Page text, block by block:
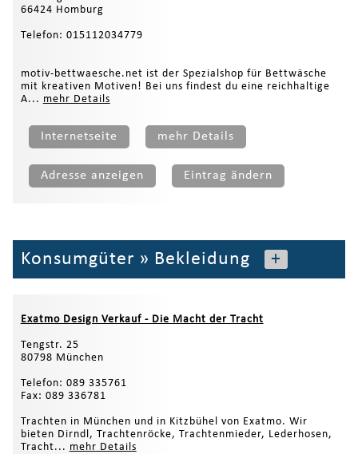
66424 Homburg
Telefon: 015112034779
motiv-bettwaesche.net ist der Spezialshop für Bettwäsche
mit kreativen Motiven! Bei uns findest du eine reichhaltige
A... mehr Details
Internetseite mehr Details
Adresse anzeigen Eintrag ändern
Konsumgüter » Bekleidung +
Exatmo Design Verkauf - Die Macht der Tracht
Tengstr. 25
80798 München
Telefon: 089 335761
Fax: 089 336781
Trachten in München und in Kitzbühel von Exatmo. Wir
bieten Dirndl, Trachtenröcke, Trachtenmieder, Lederhosen,
Tracht... mehr Details